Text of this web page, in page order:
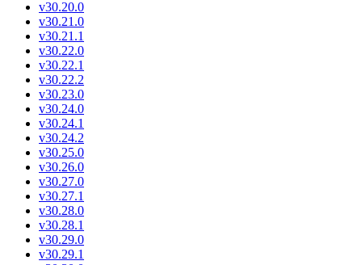
v30.20.0
v30.21.0
v30.21.1
v30.22.0
v30.22.1
v30.22.2
v30.23.0
v30.24.0
v30.24.1
v30.24.2
v30.25.0
v30.26.0
v30.27.0
v30.27.1
v30.28.0
v30.28.1
v30.29.0
v30.29.1